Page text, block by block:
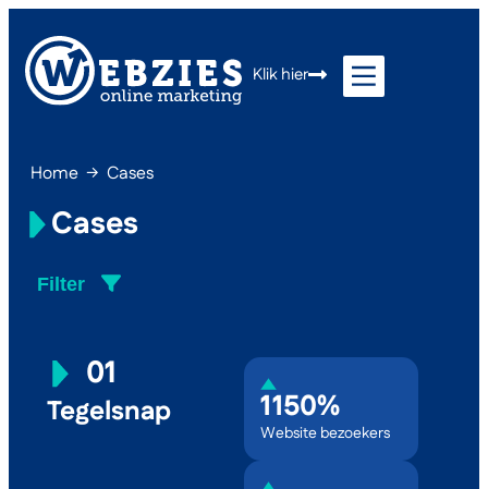
Klik hier
Home → Cases
Cases
Filter
Google Ads (SEA)
Zoekmachine optimalisatie (SEO)
01
Tegelsnap 1150%
Website bezoekers